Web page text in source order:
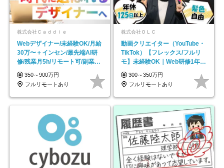
株式会社Ｃａｄｄｉｅ
Webデザイナー/未経験OK/月給
30万〜＋インセン/最先端AI研
修/残業月5h/リモート可/副業
OK
350～900万円
フルリモートあり
株式会社ＯＬＣ
動画クリエイター（YouTube・
TikTok）【フレックス/フルリ
モ】未経験OK｜Web研修1年間
｜副業OK
300～350万円
フルリモートあり